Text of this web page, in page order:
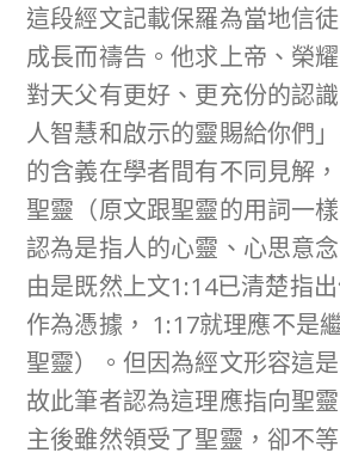
這段經文記載保羅為當地信
成長而禱告。他求上帝、榮
對天父有更好、更充份的認
人智慧和啟示的靈賜給你們」
的含義在學者間有不同見解
聖靈（原文跟聖靈的用詞一
認為是指人的心靈、心思意
由是既然上文1:14已清楚指
作為憑據， 1:17就理應不是
聖靈）。但因為經文形容這
故此筆者認為這理應指向聖
主後雖然領受了聖靈，卻不